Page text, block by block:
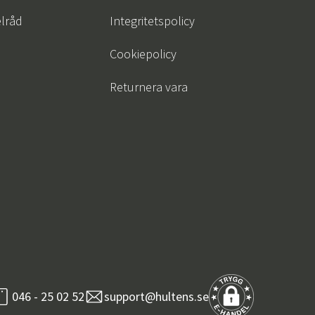
Integritetspolicy
Cookiepolicy
Returnera vara
046 - 25 02 52 support@hultens.se